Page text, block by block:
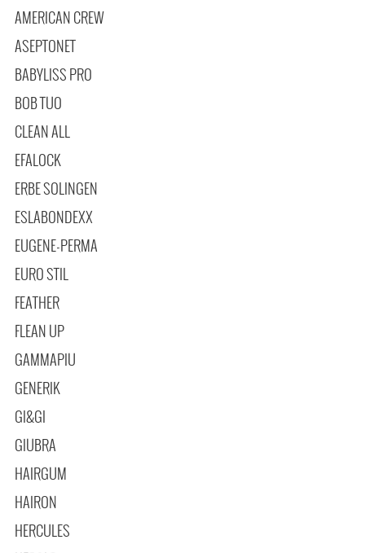
AMERICAN CREW
ASEPTONET
BABYLISS PRO
BOB TUO
CLEAN ALL
EFALOCK
ERBE SOLINGEN
ESLABONDEXX
EUGENE-PERMA
EURO STIL
FEATHER
FLEAN UP
GAMMAPIU
GENERIK
GI&GI
GIUBRA
HAIRGUM
HAIRON
HERCULES